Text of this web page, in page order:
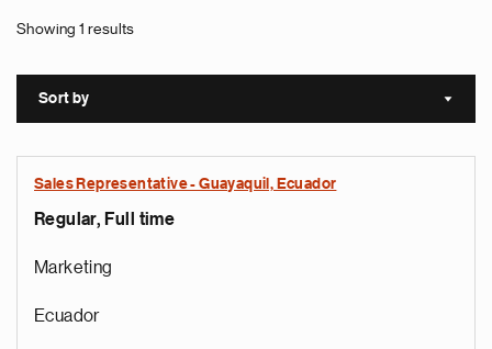
Showing 1 results
Sort by Sort
Sales Representative - Guayaquil, Ecuador
Regular, Full time
Marketing
Ecuador